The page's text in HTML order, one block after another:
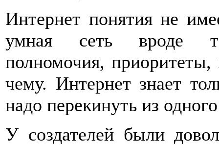
Интернет понятия не
умная сеть вроде
полномочия,
чему. Интернет знает
надо перекинуть из
У создателей были